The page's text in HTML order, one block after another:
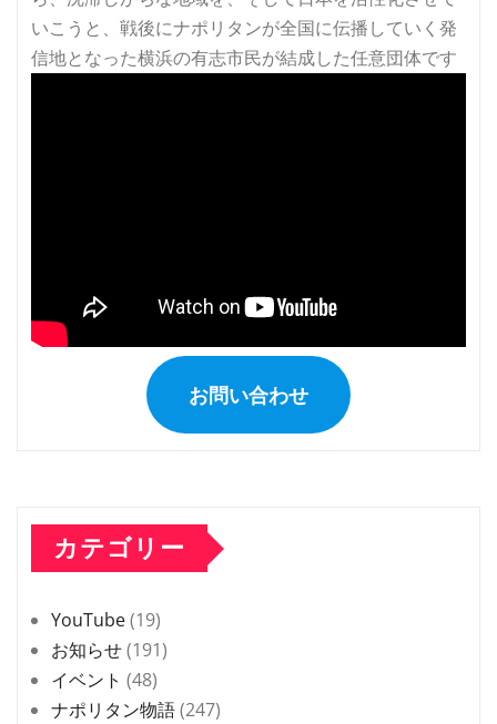
お問い合わせ
カテゴリー
YouTube(19)
お知らせ(191)
イベント (48)
ナポリタン物語(247)